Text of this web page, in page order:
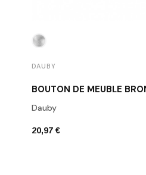
DAUBY
Dauby
20,97 €